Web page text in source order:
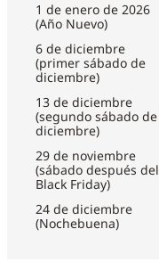
1 de enero de 2026
(Año Nuevo)
6 de diciembre
(primer sábado de
diciembre)
13 de diciembre
(segundo sábado de
diciembre)
29 de noviembre
(sábado después del
Black Friday)
24 de diciembre
(Nochebuena)